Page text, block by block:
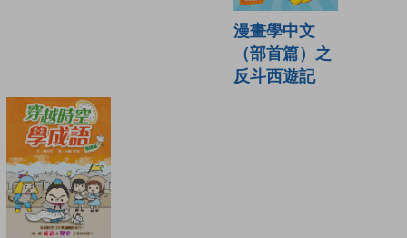
漫畫學中文
（部首篇）之
反斗西遊記